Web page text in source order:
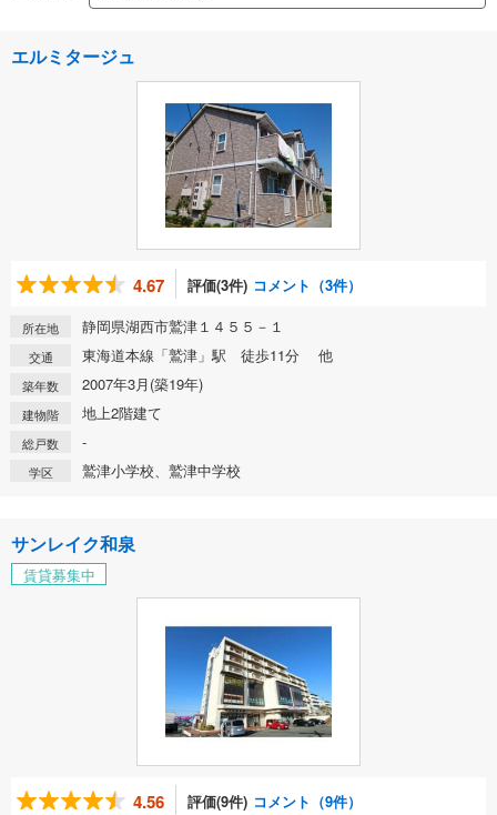
エルミタージュ
4.67 評価(3件) コメント（3件）
所在地 静岡県湖西市鷲津１４５５－１
交通 東海道本線「鷲津」駅 徒歩11分 他
築年数 2007年3月(築19年)
建物階 地上2階建て
総戸数 -
学区 鷲津小学校、鷲津中学校
サンレイク和泉
賃貸募集中
4.56 評価(9件) コメント（9件）